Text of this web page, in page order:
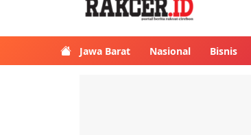
Jawa Barat Nasional Bisnis